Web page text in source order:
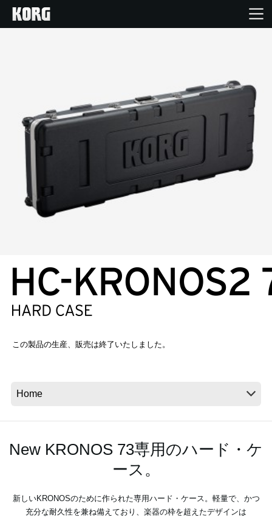
Import Products
Events
Store Locator
News
Location
この製品の生産、販売は終了いたしました。
New KRONOS 73専用のハード・ケ
ース。
新しいKRONOSのために作られた専用ハード・ケース。軽量で、かつ
充分な耐久性を兼ね備えており、楽器の枠を超えたデザインは